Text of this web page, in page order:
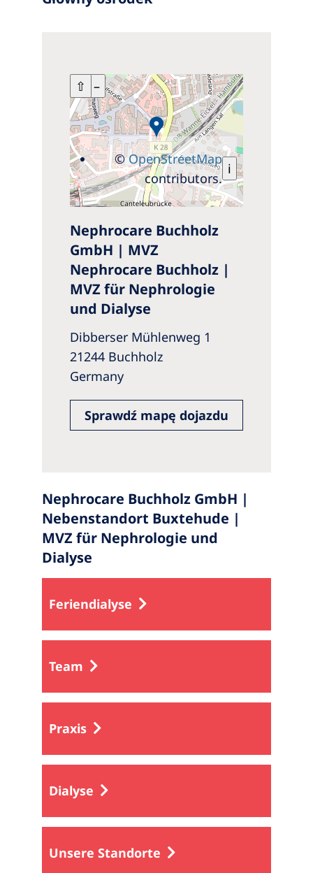
+ –
⇧
i
©OpenStreetMap
contributors.
Nephrocare Buchholz
GmbH | MVZ
Nephrocare Buchholz |
MVZ für Nephrologie
und Dialyse
Dibberser Mühlenweg 1
21244 Buchholz
Germany
Sprawdź mapę dojazdu
Nephrocare Buchholz GmbH |
Nebenstandort Buxtehude |
MVZ für Nephrologie und
Dialyse
Feriendialyse
Team
Praxis
Dialyse
Unsere Standorte